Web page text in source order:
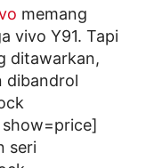
memang
vivo Y91. Tapi
ditawarkan,
dibandrol
seri